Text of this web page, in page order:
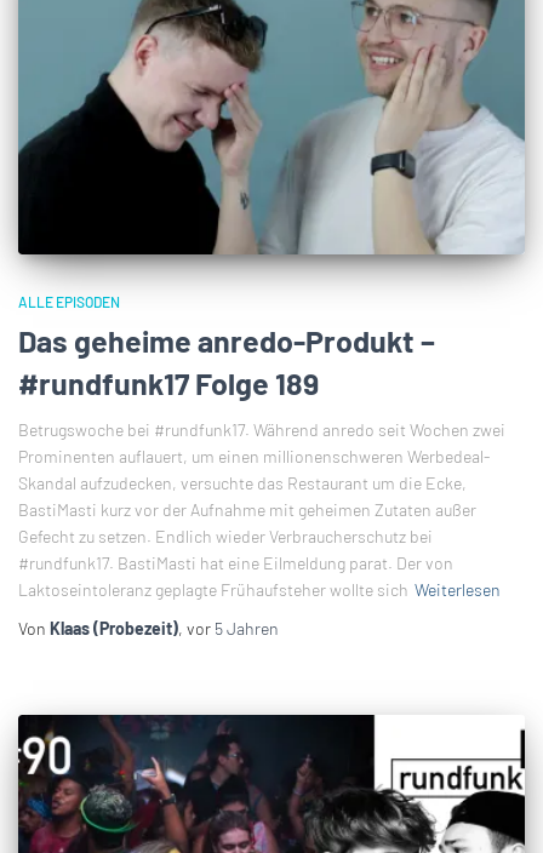
ALLE EPISODEN
Das geheime anredo-Produkt –
#rundfunk17 Folge 189
Betrugswoche bei #rundfunk17. Während anredo seit Wochen zwei
Prominenten auflauert, um einen millionenschweren Werbedeal-
Skandal aufzudecken, versuchte das Restaurant um die Ecke,
BastiMasti kurz vor der Aufnahme mit geheimen Zutaten außer
Gefecht zu setzen. Endlich wieder Verbraucherschutz bei
#rundfunk17. BastiMasti hat eine Eilmeldung parat. Der von
Laktoseintoleranz geplagte Frühaufsteher wollte sich Weiterlesen
Von Klaas (Probezeit), vor 5 Jahren